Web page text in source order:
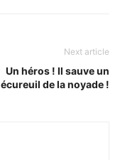
Next article
Un héros ! Il sauve un
écureuil de la noyade !